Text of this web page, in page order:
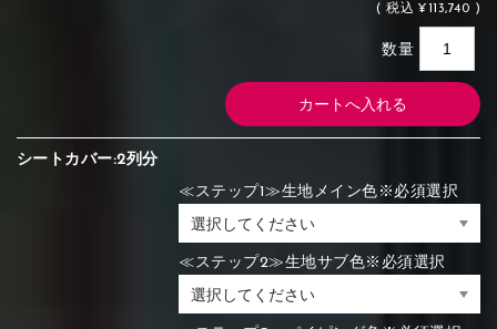
(税込 ¥113,740 )
数量
シートカバー:2列分
≪ステップ1≫生地メイン色※必須選択
≪ステップ2≫生地サブ色※必須選択